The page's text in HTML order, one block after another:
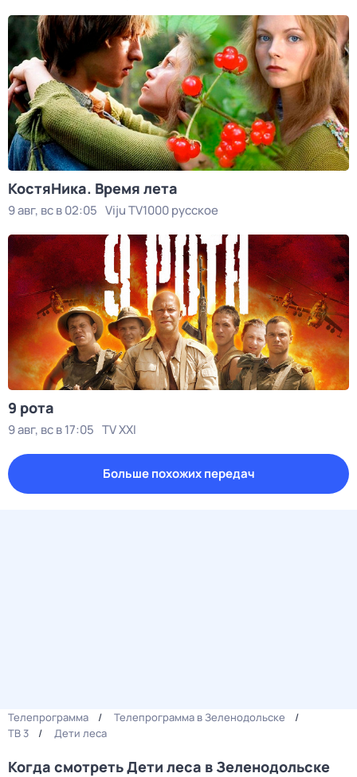
КостяНика. Время лета
9 авг, вс в 02:05 Viju TV1000 русское
9 рота
9 авг, вс в 17:05 TV XXI
Больше похожих передач
Телепрограмма
Телепрограмма в Зеленодольске
ТВ 3
Дети леса
Когда смотреть Дети леса в Зеленодольске